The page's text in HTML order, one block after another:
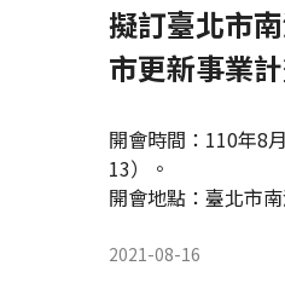
擬訂臺北市
市更新事業
開會時間：110年8
13）。
開會地點：臺北市
2021-08-16